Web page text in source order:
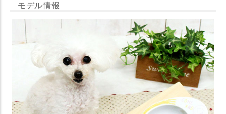
モデル情報